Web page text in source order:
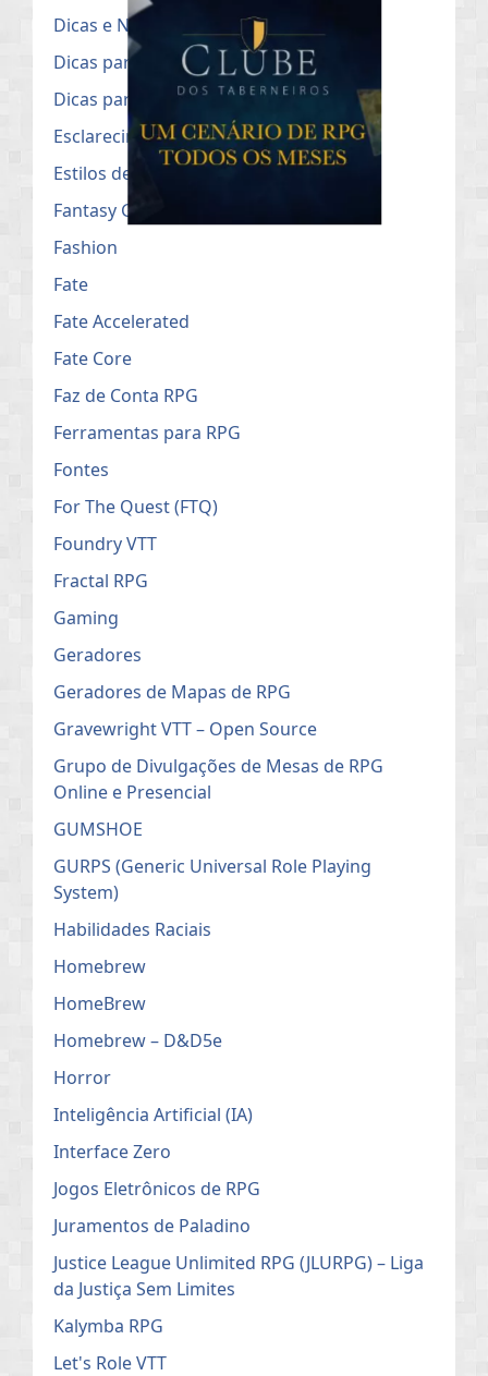
Dicas e Notícias do RPG
Dicas para Mestres de RPG
Dicas para o uso no Roll20
Esclarecimentos Públicos
Estilos de Campanha de RPG
Fantasy Grounds
Fashion
Fate
Fate Accelerated
Fate Core
Faz de Conta RPG
Ferramentas para RPG
Fontes
For The Quest (FTQ)
Foundry VTT
Fractal RPG
Gaming
Geradores
Geradores de Mapas de RPG
Gravewright VTT – Open Source
Grupo de Divulgações de Mesas de RPG
Online e Presencial
GUMSHOE
GURPS (Generic Universal Role Playing
System)
Habilidades Raciais
Homebrew
HomeBrew
Homebrew – D&D5e
Horror
Inteligência Artificial (IA)
Interface Zero
Jogos Eletrônicos de RPG
Juramentos de Paladino
Justice League Unlimited RPG (JLURPG) – Liga
da Justiça Sem Limites
Kalymba RPG
Let's Role VTT